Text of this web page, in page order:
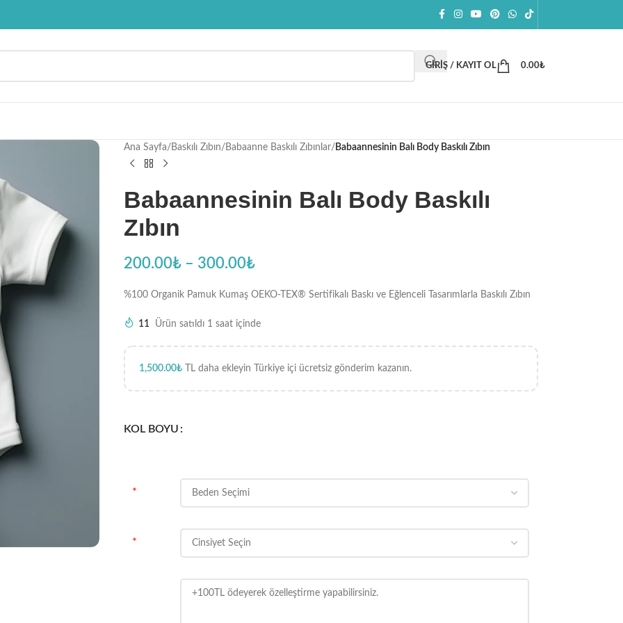
GIRIŞ / KAYIT OL 0.00₺
Ana Sayfa/ Baskılı Zıbın/ Babaanne Baskılı Zıbınlar/ Babaannesinin Balı Body Baskılı Zıbın
Babaannesinin Balı Body Baskılı
Zıbın
200.00₺ – 300.00₺
%100 Organik Pamuk Kumaş OEKO-TEX® Sertifikalı Baskı ve Eğlenceli Tasarımlarla Baskılı Zıbın
11 Ürün satıldı 1 saat içinde
1,500.00₺TL daha ekleyin Türkiye içi ücretsiz gönderim kazanın.
KOL BOYU
*
*